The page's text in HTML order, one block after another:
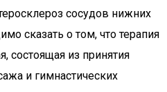
сосудов нижних
сказать о том, что терапия
состоящая из принятия
и гимнастических